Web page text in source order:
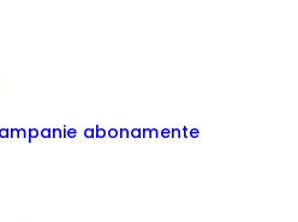
abonamente